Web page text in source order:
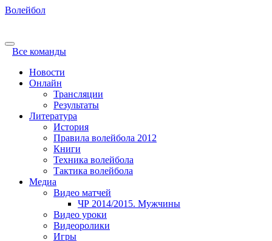
Волейбол
Все команды
Новости
Онлайн
Трансляции
Результаты
Литература
История
Правила волейбола 2012
Книги
Техника волейбола
Тактика волейбола
Медиа
Видео матчей
ЧР 2014/2015. Мужчины
Видео уроки
Видеоролики
Игры